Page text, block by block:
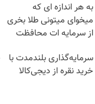
به هر اندازه ای که
میخوای میتونی طلا بخری
از سرمایه ات محافظت
سرمایه‌گذاری بلندمدت با
خرید نقره از دیجی‌کالا